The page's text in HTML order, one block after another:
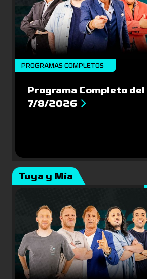
PROGRAMAS COMPLETOS
Programa Completo del
7/8/2026
Tuya y Mía